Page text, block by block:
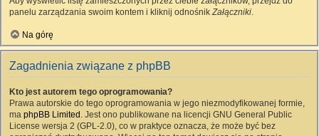
panelu zarządzania swoim kontem i kliknij odnośnikZałączniki.
Na górę
Zagadnienia związane z phpBB
Kto jest autorem tego oprogramowania?
Prawa autorskie do tego oprogramowania w jego niezmodyfikowanej formie,
ma phpBB Limited . Jest ono publikowane na licencji GNU General Public
License wersja 2 (GPL-2.0), co w praktyce oznacza, że może być bez